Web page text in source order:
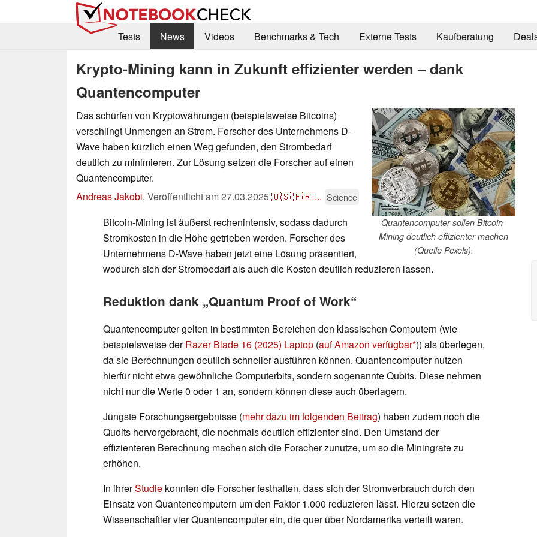
Tests News Videos Benchmarks & Tech Externe Tests Kaufberatung
Krypto-Mining kann in Zukunft effizienter werden – dank
Quantencomputer
Quantencomputer sollen Bitcoin-
Mining deutlich effizienter machen
(Quelle Pexels).
Das schürfen von Kryptowährungen (beispielsweise Bitcoins)
verschlingt Unmengen an Strom. Forscher des Unternehmens D-
Wave haben kürzlich einen Weg gefunden, den Strombedarf
deutlich zu minimieren. Zur Lösung setzen die Forscher auf einen
Quantencomputer.
Andreas Jakobi, Veröffentlicht am27.03.2025🇺🇸🇫🇷 ... Science
Bitcoin-Mining ist äußerst rechenintensiv, sodass dadurch
Stromkosten in die Höhe getrieben werden. Forscher des
Unternehmens D-Wave haben jetzt eine Lösung präsentiert,
wodurch sich der Strombedarf als auch die Kosten deutlich reduzieren lassen.
Reduktion dank „Quantum Proof of Work“
Quantencomputer gelten in bestimmten Bereichen den klassischen Computern (wie
beispielsweise derRazer Blade 16 (2025) Laptop (auf Amazon verfügbar )) als überlegen,
da sie Berechnungen deutlich schneller ausführen können. Quantencomputer nutzen
hierfür nicht etwa gewöhnliche Computerbits, sondern sogenannte Qubits. Diese nehmen
nicht nur die Werte 0 oder 1 an, sondern können diese auch überlagern.
Jüngste Forschungsergebnisse (mehr dazu im folgenden Beitrag) haben zudem noch die
Qudits hervorgebracht, die nochmals deutlich effizienter sind. Den Umstand der
effizienteren Berechnung machen sich die Forscher zunutze, um so die Miningrate zu
erhöhen.
In ihrerStudie konnten die Forscher festhalten, dass sich der Stromverbrauch durch den
Einsatz von Quantencomputern um den Faktor 1.000 reduzieren lässt. Hierzu setzen die
Wissenschaftler vier Quantencomputer ein, die quer über Nordamerika verteilt waren.